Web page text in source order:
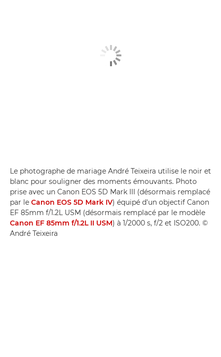
Le photographe de mariage André Teixeira utilise le noir et
blanc pour souligner des moments émouvants. Photo
prise avec un Canon EOS 5D Mark III (désormais remplacé
par le Canon EOS 5D Mark IV) équipé d'un objectif Canon
EF 85mm f/1.2L USM (désormais remplacé par le modèle
Canon EF 85mm f/1.2L II USM) à 1/2000 s, f/2 et ISO200. ©
André Teixeira